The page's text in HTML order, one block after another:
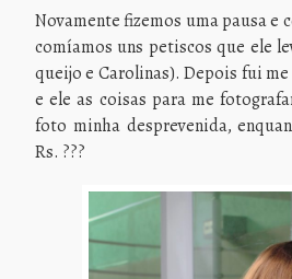
Novamente fizemos uma pausa e
comíamos uns petiscos que ele
queijo e Carolinas). Depois fui
e ele as coisas para me
foto minha desprevenida,
Rs. ???